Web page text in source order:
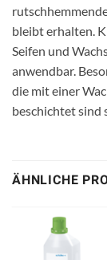
bleibt erhalten.
Seifen und
anwendbar.
die mit einer
beschichtet sind
ÄHNLICHE